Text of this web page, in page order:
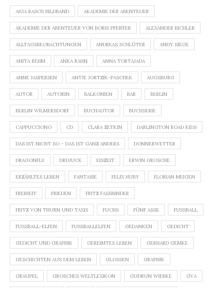
AIGA RASCH BILDBAND AKADEMIE DER ABENTEUER
AKADEMIE DER ABENTEUER VON BORIS PFEIFFER ALEXANDER BICHLER
ALLTAGSBEOBACHTUNGEN ANDREAS SCHLÜTER ANDY SIEGE
ANITA REHM ANKA RAHN ANNA TORTAJADA
ANNE JASPERSEN ANTJE JORTZIK-PASCHEK AUGSBURG
AUTOR AUTORIN BALKONIEN BAR BERLIN
BERLIN WILMERSDORF BUCHAUTOR BUCHSERIE
CAPPUCCIONO CD CLARA ZETKIN DARLINGTON ROAD KIDS
DAS IST NICHT SO – DAS IST GANZ ANDERS DONNERWETTER
DRAGONFLY DRDJUCK EISZEIT ERWIN GROSCHE
ERZÄHLTES LEBEN FANTASIE FELIX HUBY FLORIAN MEIGEN
FREIHEIT FRIEDEN FRITZ FASSBINDER
FRITZ VON THURN UND TAXIS FUCHS FÜNF ASSE FUSSBALL
FUSSBALL-ELFEN FUSSBALLELFEN GEDANKEN GEDICHT
GEDICHT UND GRAPHIK GEREIMTES LEBEN GERHARD GEMKE
GESCHICHTEN AUS DEM LEBEN GLOSSEN GRAPHIK
GRAUPEL GROSCHES WELTLEXIKON GUDRUN WIEBKE GVA